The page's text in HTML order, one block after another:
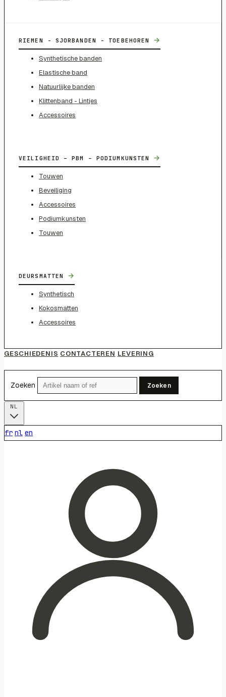
RIEMEN - SJORBANDEN - TOEBEHOREN →
Synthetische banden
Elastische band
Natuurlijke banden
Klittenband - Lintjes
Accessoires
VEILIGHEID – PBM – PODIUMKUNSTEN →
Touwen
Beveiliging
Accessoires
Podiumkunsten
Touwen
DEURSMATTEN →
Synthetisch
Kokosmatten
Accessoires
GESCHIEDENIS CONTACTEREN LEVERING
Zoeken Zoeken
fr nl en